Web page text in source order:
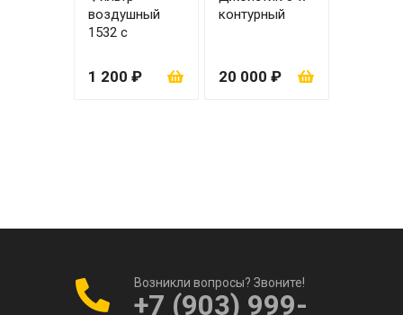
воздушный
1532 с
1 200 ₽
контурный
20 000 ₽
Возникли вопросы? Звоните!
+7 (903) 999-